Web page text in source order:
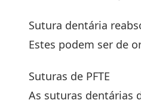
Sutura dentária
Estes podem ser de
Suturas de PFTE
As suturas dentárias